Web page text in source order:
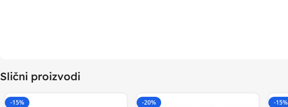
Slični proizvodi
-15% -20% -15%